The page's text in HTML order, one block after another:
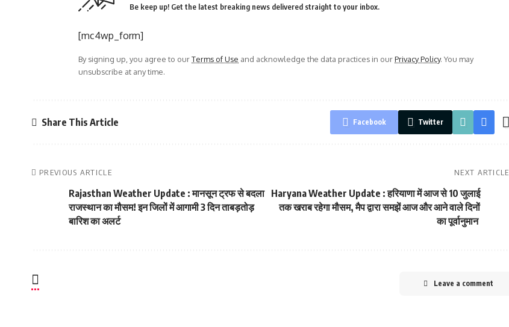
Be keep up! Get the latest breaking news delivered straight to your inbox.
[mc4wp_form]
By signing up, you agree to ourTerms of Use and acknowledge the data practices in ourPrivacy Policy. You may
unsubscribe at any time.
Share This Article Facebook Twitter
PREVIOUS ARTICLE
Rajasthan Weather Update : मानसून ट्रफ से बदला
राजस्थान का मौसम! इन जिलों में आगामी 3 दिन ताबड़तोड़
बारिश का अलर्ट
NEXT ARTICLE
Haryana Weather Update : हरियाणा में आज से 10 जुलाई
तक खराब रहेगा मौसम, मैप द्वारा समझें आज और आने वाले दिनों
का पूर्वानुमान
Leave a comment